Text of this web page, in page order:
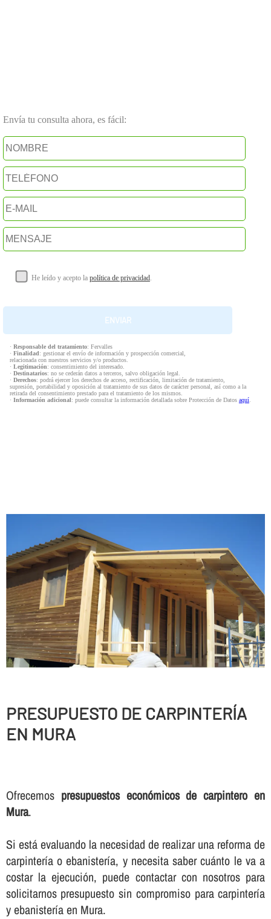
Envía tu consulta ahora, es fácil:
He leído y acepto la política de privacidad.
· Responsable del tratamiento: Fervalles
· Finalidad: gestionar el envío de información y prospección comercial,
relacionada con nuestros servicios y/o productos.
· Legitimación: consentimiento del interesado.
· Destinatarios: no se cederán datos a terceros, salvo obligación legal.
· Derechos: podrá ejercer los derechos de acceso, rectificación, limitación de tratamiento,
supresión, portabilidad y oposición al tratamiento de sus datos de carácter personal, así como a la
retirada del consentimiento prestado para el tratamiento de los mismos.
· Información adicional: puede consultar la información detallada sobre Protección de Datos aquí.
PRESUPUESTO DE CARPINTERÍ­A
EN MURA
Ofrecemos presupuestos económicos de carpintero en
Mura.
Si está evaluando la necesidad de realizar una reforma de
carpinterí­a o ebanisterí­a, y necesita saber cuánto le va a
costar la ejecución, puede contactar con nosotros para
solicitarnos presupuesto sin compromiso para carpinterí­a
y ebanisterí­a en Mura.